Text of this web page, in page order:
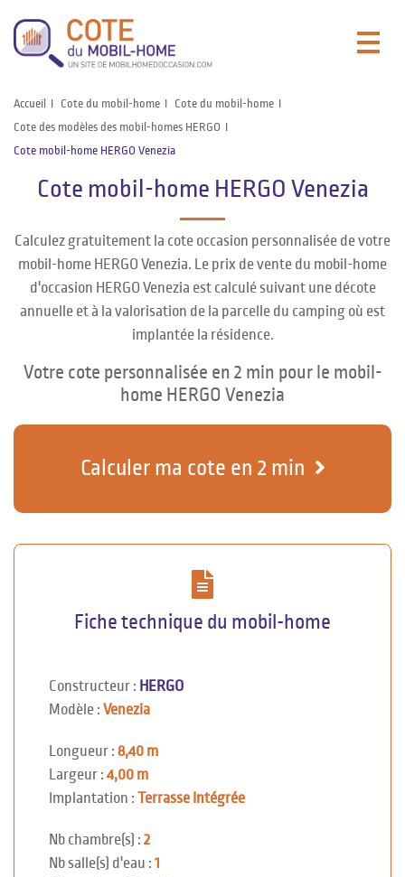
Accueil Cote du mobil-home
Cote du mobil-home
Cote des modèles des mobil-homes HERGO
Cote mobil-home HERGO Venezia
Cote mobil-home HERGO Venezia
Calculez gratuitement la cote occasion personnalisée de votre
mobil-home HERGO Venezia. Le prix de vente du mobil-home
d'occasion HERGO Venezia est calculé suivant une décote
annuelle et à la valorisation de la parcelle du camping où est
implantée la résidence.
Votre cote personnalisée en 2 min pour le mobil-
home HERGO Venezia
Calculer ma cote en 2 min
Fiche technique du mobil-home
Constructeur : HERGO
Modèle : Venezia
Longueur : 8,40 m
Largeur : 4,00 m
Implantation : Terrasse Intégrée
Nb chambre(s) : 2
Nb salle(s) d'eau : 1